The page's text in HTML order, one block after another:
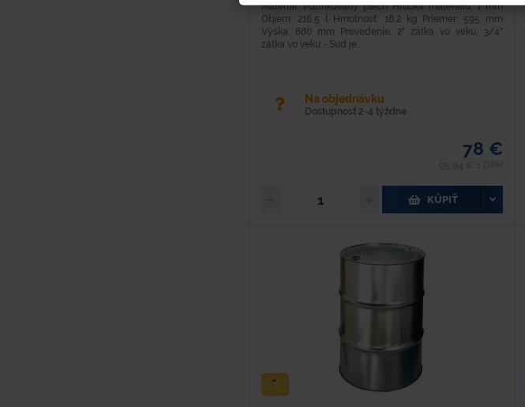
Materiál: Pozinkovaný plech Hrúbka materiálu: 1 mm
Objem: 216,5 l Hmotnosť: 18,2 kg Priemer: 595 mm
Výška: 880 mm Prevedenie: 2" zátka vo veku, 3/4"
zátka vo veku - Sud je...
Na objednávku
Dostupnosť 2-4 týždne
78 €
KÚPIŤ